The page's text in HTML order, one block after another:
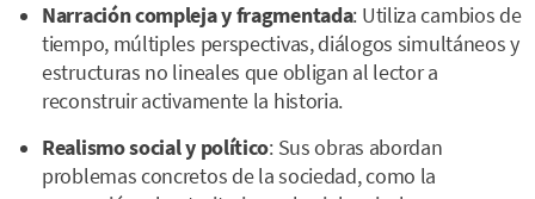
Narración compleja y fragmentada: Utiliza cambios de
tiempo, múltiples perspectivas, diálogos simultáneos y
estructuras no lineales que obligan al lector a
reconstruir activamente la historia.
Realismo social y político: Sus obras abordan
problemas concretos de la sociedad, como la